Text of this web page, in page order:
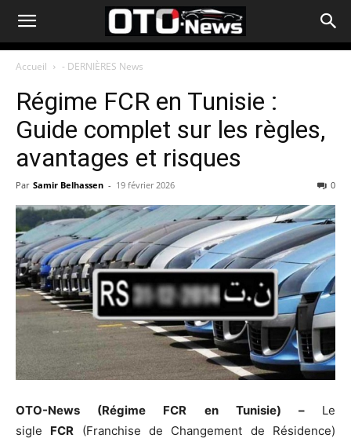
Accueil - DERNIÈRES News
Régime FCR en Tunisie :
Guide complet sur les règles,
avantages et risques
Par Samir Belhassen - 19 février 2026 0
OTO-News (Régime FCR en Tunisie) – Le
sigle FCR (Franchise de Changement de Résidence)